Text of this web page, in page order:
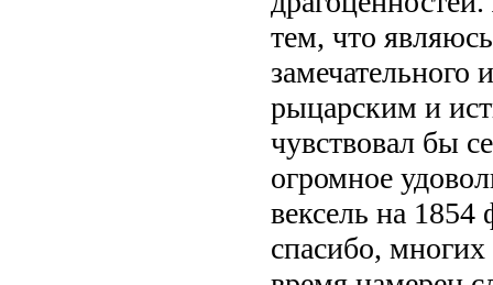
тем, что
рыцарским и
чувствовал бы
огромное
вексель на
спасибо,